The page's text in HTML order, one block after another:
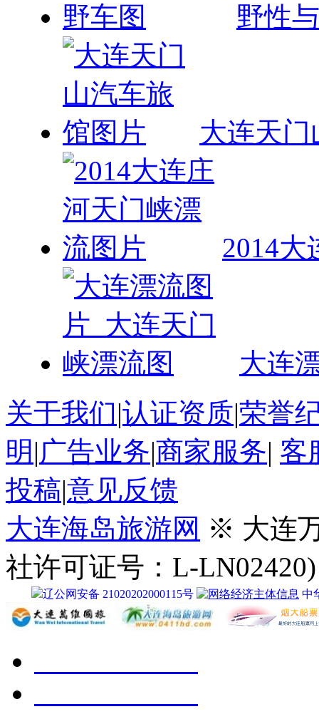
野性
大连天
2014大
大连
关于我们|认证资质|荣誉
明 |广告业务|商家服务| 客
投稿|意见反馈
大连海岛旅游网 ※ 大连
社许可证号：L-LN02420)
辽公网安备 21020202000115号 中